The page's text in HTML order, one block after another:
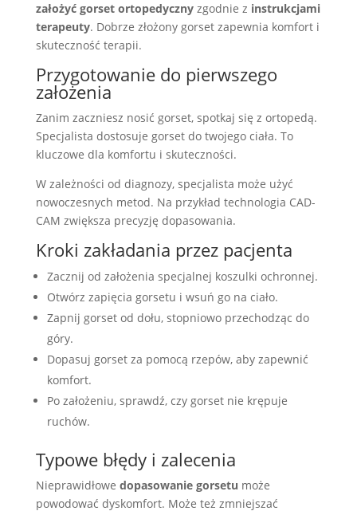
założyć gorset ortopedycznyzgodnie z instrukcjami
terapeuty. Dobrze złożony gorset zapewnia komfort i
skuteczność terapii.
Przygotowanie do pierwszego
założenia
Zanim zaczniesz nosić gorset, spotkaj się z ortopedą.
Specjalista dostosuje gorset do twojego ciała. To
kluczowe dla komfortu i skuteczności.
W zależności od diagnozy, specjalista może użyć
nowoczesnych metod. Na przykład technologia CAD-
CAM zwiększa precyzję dopasowania.
Kroki zakładania przez pacjenta
Zacznij od założenia specjalnej koszulki ochronnej.
Otwórz zapięcia gorsetu i wsuń go na ciało.
Zapnij gorset od dołu, stopniowo przechodząc do
góry.
Dopasuj gorset za pomocą rzepów, aby zapewnić
komfort.
Po założeniu, sprawdź, czy gorset nie krępuje
ruchów.
Typowe błędy i zalecenia
Nieprawidłowe dopasowanie gorsetu może
powodować dyskomfort. Może też zmniejszać